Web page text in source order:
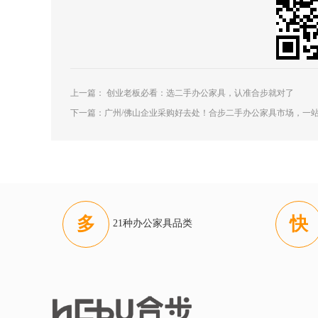
上一篇： 创业老板必看：选二手办公家具，认准合步就对了
下一篇： 广州/佛山企业采购好去处！合步二手办公家具市场，一
多 21种办公家具品类 快